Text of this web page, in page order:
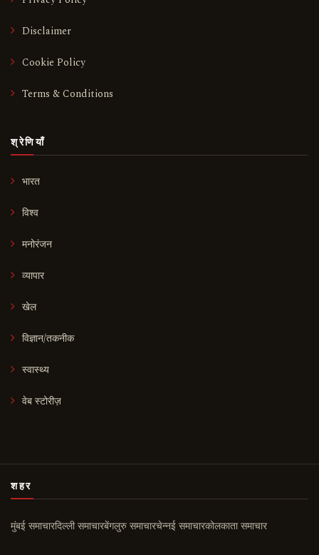
Disclaimer
Cookie Policy
Terms & Conditions
श्रेणियाँ
भारत
विश्व
मनोरंजन
व्यापार
खेल
विज्ञान/तकनीक
स्वास्थ्य
वेब स्टोरीज़
शहर
मुंबई समाचारदिल्ली समाचारबेंगलुरु समाचारचेन्नई समाचारकोलकाता समाचार